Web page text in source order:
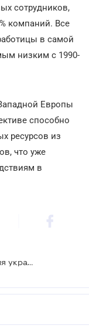
сотрудников,
компаний. Все
в самой
низким с 1990-
Европы
способно
ресурсов из
что уже
в
Откроется ли немецкий рынок труда для украинцев?